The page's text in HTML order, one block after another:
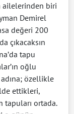
ailelerinden biri
Demirel
değeri 200
çıkacaksın
tapu
oğlu
adına; özellikle
ettikleri,
ortada.